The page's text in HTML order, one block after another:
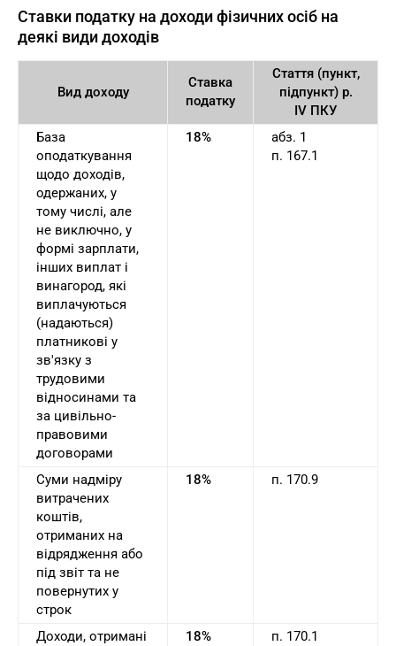
Ставки податку на доходи фізичних осіб на
деякі види доходів
Вид доходу
Ставка
податку
Стаття (пункт,
підпункт) р.
IV ПКУ
База
оподаткування
щодо доходів,
одержаних, у
тому числі, але
не виключно, у
формі зарплати,
інших виплат і
винагород, які
виплачуються
(надаються)
платникові у
зв'язку з
трудовими
відносинами та
за цивільно-
правовими
договорами
18%
абз. 1
п. 167.1
Суми надміру
витрачених
коштів,
отриманих на
відрядження або
під звіт та не
повернутих у
строк
18% п. 170.9
Доходи, отримані
18% п. 170.1